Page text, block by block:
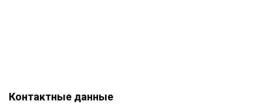
Контактные данные